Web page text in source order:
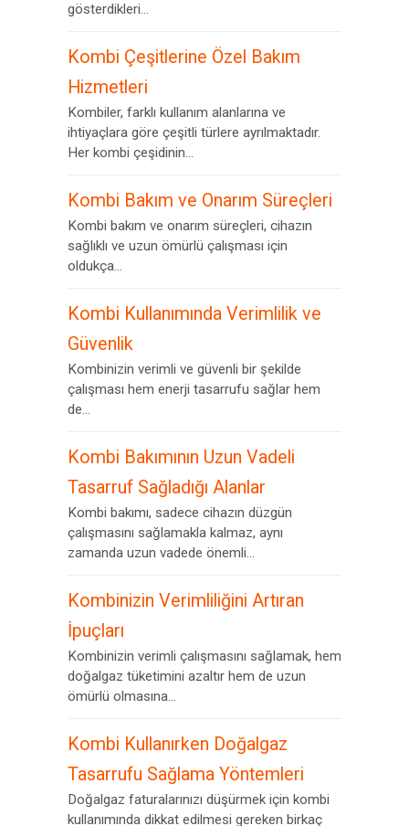
gösterdikleri...
Kombi Çeşitlerine Özel Bakım
Hizmetleri
Kombiler, farklı kullanım alanlarına ve
ihtiyaçlara göre çeşitli türlere ayrılmaktadır.
Her kombi çeşidinin...
Kombi Bakım ve Onarım Süreçleri
Kombi bakım ve onarım süreçleri, cihazın
sağlıklı ve uzun ömürlü çalışması için
oldukça...
Kombi Kullanımında Verimlilik ve
Güvenlik
Kombinizin verimli ve güvenli bir şekilde
çalışması hem enerji tasarrufu sağlar hem
de...
Kombi Bakımının Uzun Vadeli
Tasarruf Sağladığı Alanlar
Kombi bakımı, sadece cihazın düzgün
çalışmasını sağlamakla kalmaz, aynı
zamanda uzun vadede önemli...
Kombinizin Verimliliğini Artıran
İpuçları
Kombinizin verimli çalışmasını sağlamak, hem
doğalgaz tüketimini azaltır hem de uzun
ömürlü olmasına...
Kombi Kullanırken Doğalgaz
Tasarrufu Sağlama Yöntemleri
Doğalgaz faturalarınızı düşürmek için kombi
kullanımında dikkat edilmesi gereken birkaç